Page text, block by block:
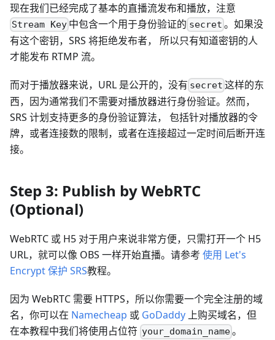
现在我们已经完成了基本的直播流发布和播放，注意
Stream Key 中包含一个用于身份验证的 secret 。如果没
有这个密钥，SRS 将拒绝发布者， 所以只有知道密钥的人
才能发布 RTMP 流。
而对于播放器来说，URL 是公开的，没有 secret 这样的东
西，因为通常我们不需要对播放器进行身份验证。然而，
SRS 计划支持更多的身份验证算法， 包括针对播放器的令
牌，或者连接数的限制，或者在连接超过一定时间后断开连
接。
Step 3: Publish by WebRTC
(Optional)
WebRTC 或 H5 对于用户来说非常方便，只需打开一个 H5
URL，就可以像 OBS 一样开始直播。请参考 使用 Let's
Encrypt 保护 SRS教程。
因为 WebRTC 需要 HTTPS，所以你需要一个完全注册的域
名，你可以在 Namecheap 或 GoDaddy 上购买域名，但
在本教程中我们将使用占位符 your_domain_name。